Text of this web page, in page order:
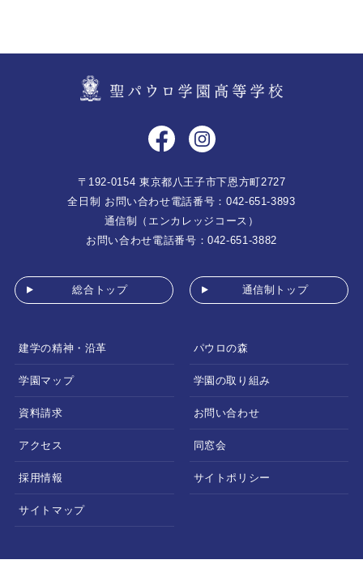
〒192-0154 東京都八王子市下恩方町2727
全日制 お問い合わせ電話番号：042-651-3893
通信制（エンカレッジコース）
お問い合わせ電話番号：042-651-3882
総合トップ 通信制トップ
建学の精神・沿革 パウロの森
学園マップ 学園の取り組み
資料請求 お問い合わせ
アクセス 同窓会
採用情報 サイトポリシー
サイトマップ